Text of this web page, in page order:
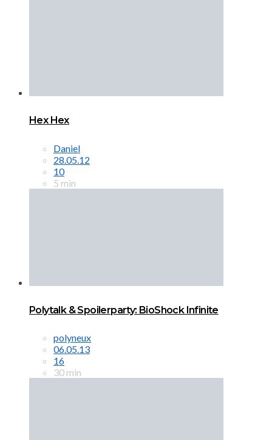
Hex Hex
Daniel
28.05.12
10
5 min
Polytalk & Spoilerparty: BioShock Infinite
polyneux
06.05.13
16
30 min